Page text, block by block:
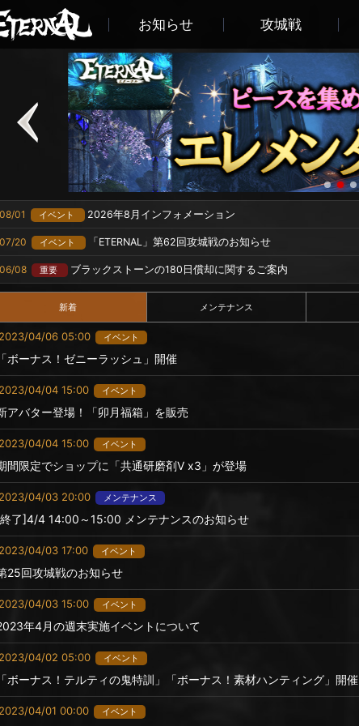
お知らせ 攻城戦
08/01 イベント 2026年8月インフォメーション
07/20 イベント 「ETERNAL」第62回攻城戦のお知らせ
06/08 重要 ブラックストーンの180日償却に関するご案内
新着 メンテナンス
2023/04/06 05:00 イベント
「ボーナス！ゼニーラッシュ」開催
2023/04/04 15:00 イベント
アバター登場！「卯月福箱」を販売
2023/04/04 15:00 イベント
間限定でショップに「共通研磨剤Ⅴ x3」が登場
2023/04/03 20:00 メンテナンス
了]4/4 14:00～15:00 メンテナンスのお知らせ
2023/04/03 17:00 イベント
25回攻城戦のお知らせ
2023/04/03 15:00 イベント
年4月の週末実施イベントについて
2023/04/02 05:00 イベント
「ボーナス！テルティの鬼特訓」「ボーナス！素材ハンティング」開催
2023/04/01 00:00 イベント